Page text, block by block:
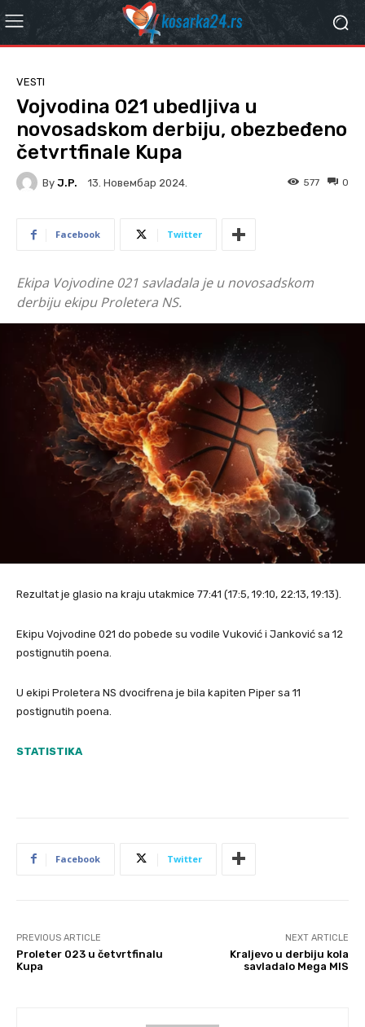
VESTI
Vojvodina 021 ubedljiva u
novosadskom derbiju, obezbeđeno
četvrtfinale Kupa
By J.P. 13. Новембар 2024. 0
577
Facebook Twitter
Ekipa Vojvodine 021 savladala je u novosadskom
derbiju ekipu Proletera NS.
Rezultat je glasio na kraju utakmice 77:41 (17:5, 19:10, 22:13, 19:13).
Ekipu Vojvodine 021 do pobede su vodile Vuković i Janković sa 12
postignutih poena.
U ekipi Proletera NS dvocifrena je bila kapiten Piper sa 11
postignutih poena.
STATISTIKA
Facebook Twitter
PREVIOUS ARTICLE
Proleter 023 u četvrtfinalu
Kupa
NEXT ARTICLE
Kraljevo u derbiju kola
savladalo Mega MIS